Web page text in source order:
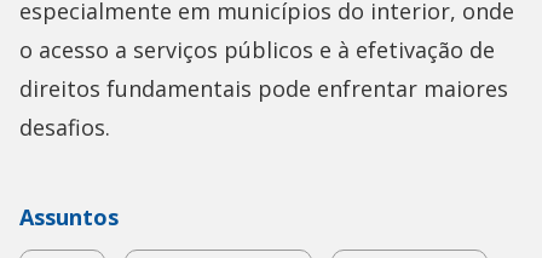
especialmente em municípios do interior, onde
o acesso a serviços públicos e à efetivação de
direitos fundamentais pode enfrentar maiores
desafios.
Assuntos